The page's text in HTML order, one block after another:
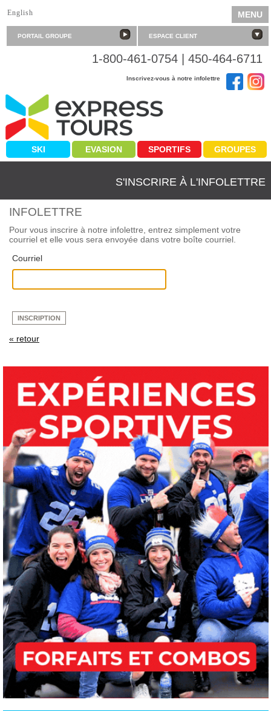
English MENU
ESPACE CLIENT
PORTAIL GROUPE
1-800-461-0754 | 450-464-6711
Inscrivez-vous à notre infolettre
SKI EVASION SPORTIFS GROUPES
S'INSCRIRE À L'INFOLETTRE
INFOLETTRE
Pour vous inscrire à notre infolettre, entrez simplement votre
courriel et elle vous sera envoyée dans votre boîte courriel.
Courriel
INSCRIPTION
« retour